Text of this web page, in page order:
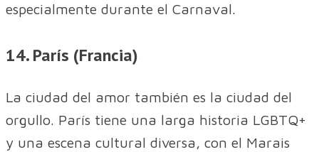
especialmente durante el Carnaval.
14. París (Francia)
La ciudad del amor también es la ciudad del
orgullo. París tiene una larga historia LGBTQ+
y una escena cultural diversa, con el Marais